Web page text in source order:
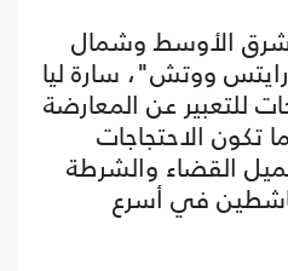
الأوسط وشمال
ووتش"، سارة ليا
عن المعارضة
تكون الاحتجاجات
القضاء والشرطة
في أسرع